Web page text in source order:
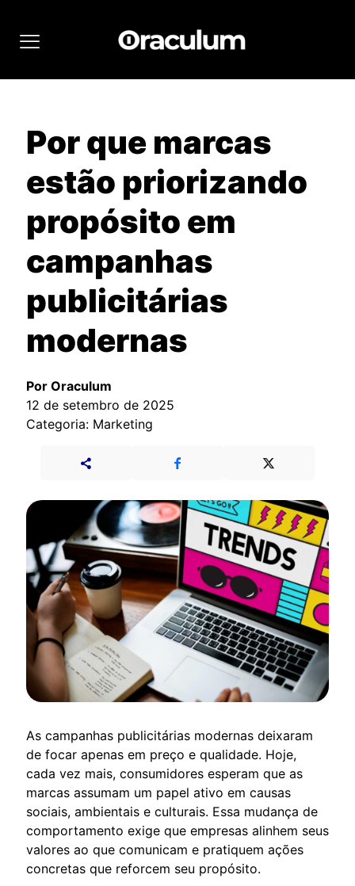
Por que marcas
estão priorizando
propósito em
campanhas
publicitárias
modernas
Por Oraculum
12 de setembro de 2025
Categoria: Marketing
As campanhas publicitárias modernas deixaram
de focar apenas em preço e qualidade. Hoje,
cada vez mais, consumidores esperam que as
marcas assumam um papel ativo em causas
sociais, ambientais e culturais. Essa mudança de
comportamento exige que empresas alinhem seus
valores ao que comunicam e pratiquem ações
concretas que reforcem seu propósito.